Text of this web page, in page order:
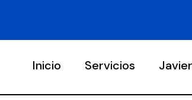
Inicio Servicios